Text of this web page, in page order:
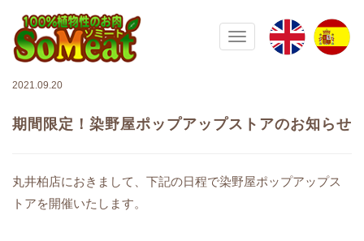
Toggle navigation
100%植物性の大豆ミート ソミ
2021.09.20
期間限定！染野屋ポップアップストアのお知らせ
丸井柏店におきまして、下記の日程で染野屋ポップアップス
トアを開催いたします。